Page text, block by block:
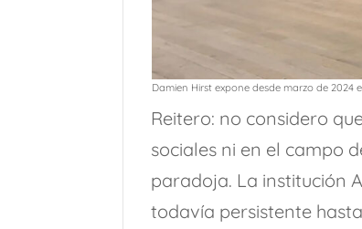
Damien Hirst expone desde marzo de
Reitero: no considero
sociales ni en el campo
paradoja. La institución
todavía persistente